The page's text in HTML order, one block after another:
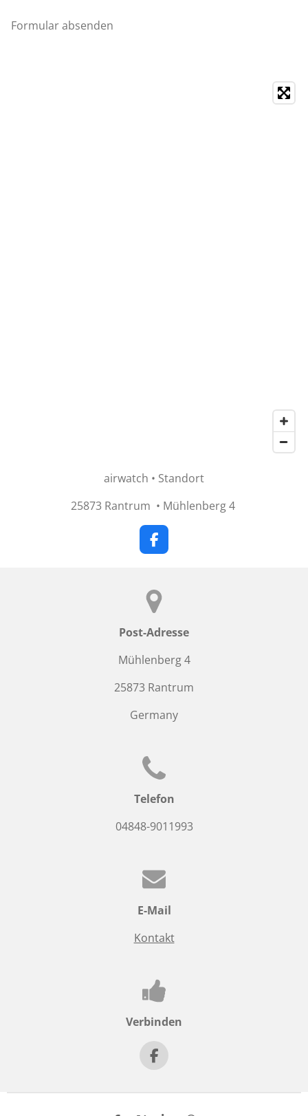
Formular absenden
airwatch • Standort
25873 Rantrum • Mühlenberg 4
F
a
b
o
k
Post-Adresse
Mühlenberg 4
25873 Rantrum
Germany
Telefon
04848-9011993
E-Mail
Kontakt
Verbinden
F
a